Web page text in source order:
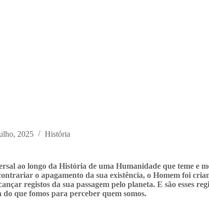
2025 História
ao longo da História de uma Humanidade que teme e
o apagamento da sua existência, o Homem foi
registos da sua passagem pelo planeta. E são esses
que fomos para perceber quem somos.